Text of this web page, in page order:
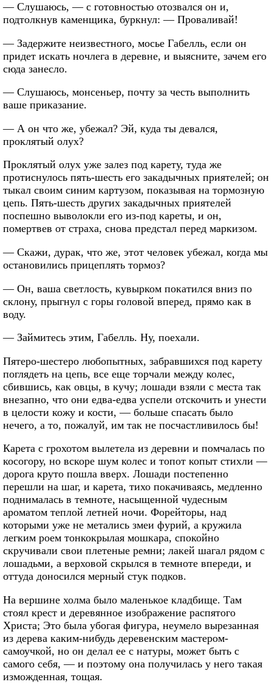
— Слушаюсь, — с готовностью отозвался он и,
подтолкнув каменщика, буркнул: — Проваливай!
— Задержите неизвестного, мосье Габелль, если он
придет искать ночлега в деревне, и выясните, зачем его
сюда занесло.
— Слушаюсь, монсеньер, почту за честь выполнить
ваше приказание.
— А он что же, убежал? Эй, куда ты девался,
проклятый олух?
Проклятый олух уже залез под карету, туда же
протиснулось пять-шесть его закадычных приятелей; он
тыкал своим синим картузом, показывая на тормозную
цепь. Пять-шесть других закадычных приятелей
поспешно выволокли его из-под кареты, и он,
помертвев от страха, снова предстал перед маркизом.
— Скажи, дурак, что же, этот человек убежал, когда мы
остановились прицеплять тормоз?
— Он, ваша светлость, кувырком покатился вниз по
склону, прыгнул с горы головой вперед, прямо как в
воду.
— Займитесь этим, Габелль. Ну, поехали.
Пятеро-шестеро любопытных, забравшихся под карету
поглядеть на цепь, все еще торчали между колес,
сбившись, как овцы, в кучу; лошади взяли с места так
внезапно, что они едва-едва успели отскочить и унести
в целости кожу и кости, — больше спасать было
нечего, а то, пожалуй, им так не посчастливилось бы!
Карета с грохотом вылетела из деревни и помчалась по
косогору, но вскоре шум колес и топот копыт стихли —
дорога круто пошла вверх. Лошади постепенно
перешли на шаг, и карета, тихо покачиваясь, медленно
поднималась в темноте, насыщенной чудесным
ароматом теплой летней ночи. Форейторы, над
которыми уже не метались змеи фурий, а кружила
легким роем тонкокрылая мошкара, спокойно
скручивали свои плетеные ремни; лакей шагал рядом с
лошадьми, а верховой скрылся в темноте впереди, и
оттуда доносился мерный стук подков.
На вершине холма было маленькое кладбище. Там
стоял крест и деревянное изображение распятого
Христа; Это была убогая фигура, неумело вырезанная
из дерева каким-нибудь деревенским мастером-
самоучкой, но он делал ее с натуры, может быть с
самого себя, — и поэтому она получилась у него такая
изможденная, тощая.